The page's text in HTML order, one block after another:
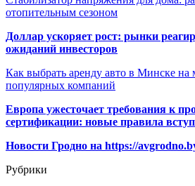
отопительным сезоном
Доллар ускоряет рост: рынки
ожиданий инвесторов
Как выбрать аренду авто в Минске на
популярных компаний
Европа ужесточает требования к
сертификации: новые правила
Новости Гродно на https://
Рубрики